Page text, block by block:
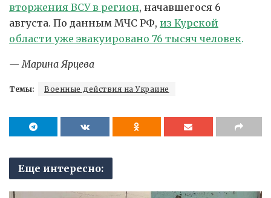
вторжения ВСУ в регион, начавшегося 6
августа. По данным МЧС РФ, из Курской
области уже эвакуировано 76 тысяч человек.
— Марина Ярцева
Темы: Военные действия на Украине
Еще интересно: